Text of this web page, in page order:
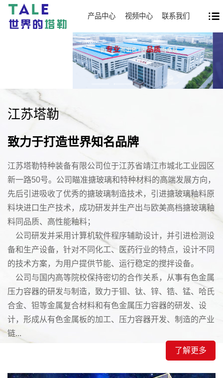
产品中心 视频中心 联系我们
江苏塔勒
致力于打造世界知名品牌
江苏塔勒特种装备有限公司位于江苏省靖江市城北工业园区
新一路50号。公司瞄准搪玻璃和特种材料的高端发展方向，
先后引进吸收了优秀的搪玻璃制造技术，引进搪玻璃釉料原
料块进口生产技术，成功研发并生产出与欧美高档搪玻璃釉
料同品质、高性能釉料；
公司研发并采用计算机软件程序辅助设计，并引进检测设
备和生产设备，针对不同化工、医药行业的特点，设计不同
的技术方案，为用户提供节能、运行稳定的搅拌设备。
公司与国内高等院校保持密切的合作关系，从事有色金属
压力容器的研发与制造，致力于钼、钛、锌、锆、锰、哈氏
合金、钽等金属复合材料和有色金属压力容器的研发、设
计，形成从有色金属板的加工、压力容器开发、制造的产业
链...
了解更多